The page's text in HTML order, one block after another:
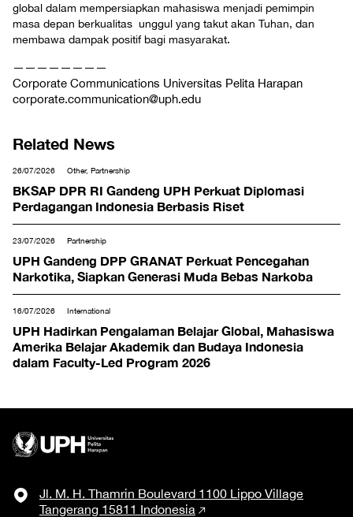
global dalam mempersiapkan mahasiswa menjadi pemimpin
masa depan berkualitas unggul yang takut akan Tuhan, dan
membawa dampak positif bagi masyarakat.
————————
Corporate Communications Universitas Pelita Harapan
corporate.communication@uph.edu
Related News
26/07/2026 Other, Partnership
BKSAP DPR RI Gandeng UPH Perkuat Diplomasi
Perdagangan Indonesia Berbasis Riset
23/07/2026 Partnership
UPH Gandeng DPP GRANAT Perkuat Pencegahan
Narkotika, Siapkan Generasi Muda Bebas Narkoba
16/07/2026 International
UPH Hadirkan Pengalaman Belajar Global, Mahasiswa
Amerika Belajar Akademik dan Budaya Indonesia
dalam Faculty-Led Program 2026
Jl. M. H. Thamrin Boulevard 1100 Lippo Village
Tangerang 15811 Indonesia